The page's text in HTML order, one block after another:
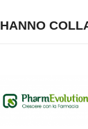
HANNO